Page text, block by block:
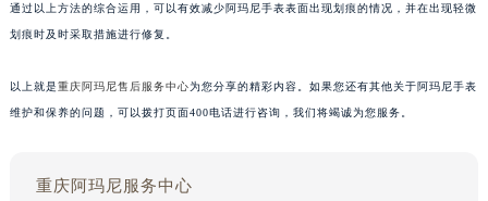
通过以上方法的综合运用，可以有效减少阿玛尼手表表面出现划痕的情况，并在出现轻微
划痕时及时采取措施进行修复。
以上就是重庆阿玛尼售后服务中心为您分享的精彩内容。如果您还有其他关于阿玛尼手表
维护和保养的问题，可以拨打页面400电话进行咨询，我们将竭诚为您服务。
重庆阿玛尼服务中心